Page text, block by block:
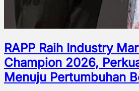
RAPP Raih Industry
Champion 2026,
Menuju Pertumbuhan